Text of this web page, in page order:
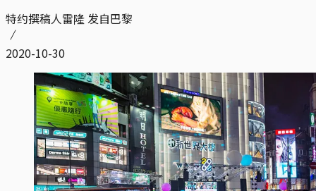
特约撰稿人雷隆 发自巴黎
2020-10-30